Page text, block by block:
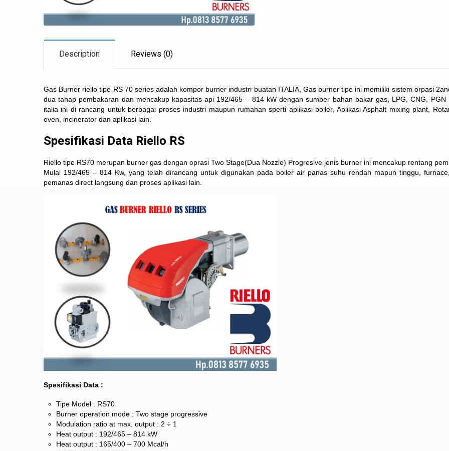
Description Reviews (0)
Gas Burner riello tipe RS 70series adalah kompor burner industri buatan ITALIA, Gas burner tipe ini memiliki sistem orpasi
dua tahap pembakaran dan mencakup kapasitas api 192/465 – 814 kW dengan sumber bahan bakar gas, LPG, CNG, PGN
italia ini di rancang untuk berbagai proses industri maupun rumahan sperti aplikasi boiler, Aplikasi Asphalt mixing plant,
oven, incinerator dan aplikasi lain.
Spesifikasi Data Riello RS
Riello tipe RS70 merupan burner gas dengan oprasi Two Stage(Dua Nozzle) Progresive jenis burner ini ​​mencakup rentang
Mulai 192/465 – 814 Kw, yang telah dirancang untuk digunakan pada boiler air panas suhu rendah mapun tinggu,
pemanas direct langsung dan proses aplikasi lain.
Spesifikasi Data :
Tipe Model : RS70
Burner operation mode : Two stage progressive
Modulation ratio at max. output : 2 ÷ 1
Heat output : 192/465 – 814 kW
Heat output : 165/400 – 700 Mcal/h